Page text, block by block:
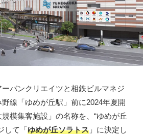
バンクリエイツと相鉄ビルマネジ
線「ゆめが丘駅」前に2024年夏開
模集客施設」の名称を、“ゆめが丘
して「ゆめが丘ソラトス 」に決定し